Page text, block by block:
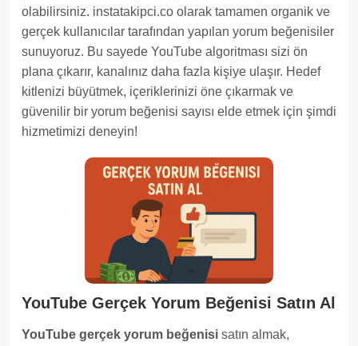
olabilirsiniz. instatakipci.co olarak tamamen organik ve
gerçek kullanıcılar tarafından yapılan yorum beğenisiler
sunuyoruz. Bu sayede YouTube algoritması sizi ön
plana çıkarır, kanalınız daha fazla kişiye ulaşır. Hedef
kitlenizi büyütmek, içeriklerinizi öne çıkarmak ve
güvenilir bir yorum beğenisi sayısı elde etmek için şimdi
hizmetimizi deneyin!
YouTube Gerçek Yorum Beğenisi Satın Al
YouTube gerçek yorum beğenisi satın almak,